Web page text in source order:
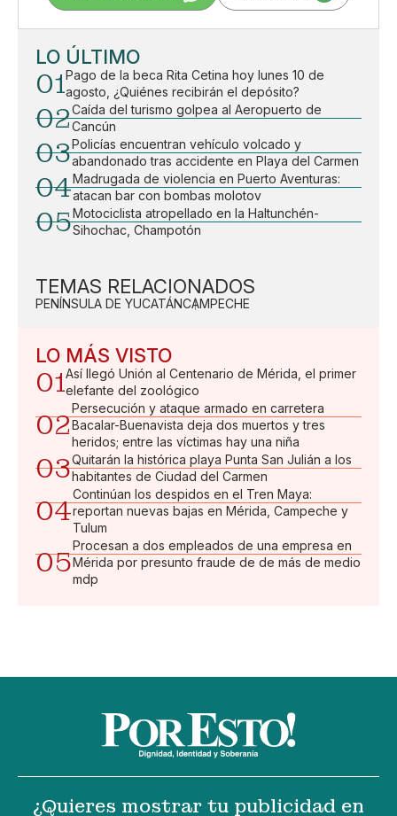
LO ÚLTIMO
01Pago de la beca Rita Cetina hoy lunes 10 de
agosto, ¿Quiénes recibirán el depósito?
02Caída del turismo golpea al Aeropuerto de
Cancún
03Policías encuentran vehículo volcado y
abandonado tras accidente en Playa del Carmen
04Madrugada de violencia en Puerto Aventuras:
atacan bar con bombas molotov
05Motociclista atropellado en la Haltunchén-
Sihochac, Champotón
TEMAS RELACIONADOS
PENÍNSULA DE YUCATÁNCAMPECHE
LO MÁS VISTO
01Así llegó Unión al Centenario de Mérida, el primer
elefante del zoológico
02
Persecución y ataque armado en carretera
Bacalar-Buenavista deja dos muertos y tres
heridos; entre las víctimas hay una niña
03Quitarán la histórica playa Punta San Julián a los
habitantes de Ciudad del Carmen
04
Continúan los despidos en el Tren Maya:
reportan nuevas bajas en Mérida, Campeche y
Tulum
05
Procesan a dos empleados de una empresa en
Mérida por presunto fraude de de más de medio
mdp
¿Quieres mostrar tu publicidad en